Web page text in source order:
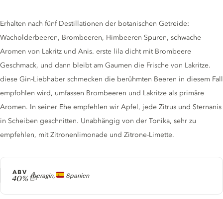
Producer
Iberagin, Spanien
ABV
40%
Gin description
Erhalten nach fünf Destillationen der botanischen Getreide:
Wacholderbeeren, Brombeeren, Himbeeren Spuren, schwache
Aromen von Lakritz und Anis. erste lila dicht mit Brombeere
Geschmack, und dann bleibt am Gaumen die Frische von Lakritze.
diese Gin-Liebhaber schmecken die berühmten Beeren in diesem Fall
empfohlen wird, umfassen Brombeeren und Lakritze als primäre
Aromen. In seiner Ehe empfehlen wir Apfel, jede Zitrus und Sternanis
in Scheiben geschnitten. Unabhängig von der Tonika, sehr zu
empfehlen, mit Zitronenlimonade und Zitrone-Limette.